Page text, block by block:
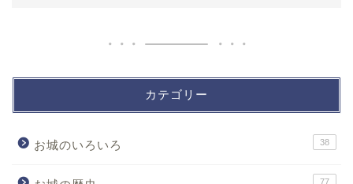
カテゴリー
お城のいろいろ 38
77